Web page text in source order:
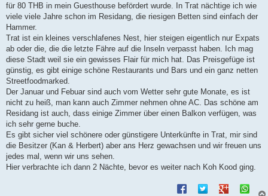
für 80 THB in mein Guesthouse befördert wurde. In Trat nächtige ich wie
viele viele Jahre schon im Residang, die riesigen Betten sind einfach der
Hammer.
Trat ist ein kleines verschlafenes Nest, hier steigen eigentlich nur Expats
ab oder die, die die letzte Fähre auf die Inseln verpasst haben. Ich mag
diese Stadt weil sie ein gewisses Flair für mich hat. Das Preisgefüge ist
günstig, es gibt einige schöne Restaurants und Bars und ein ganz netten
Streetfoodmarked.
Der Januar und Febuar sind auch vom Wetter sehr gute Monate, es ist
nicht zu heiß, man kann auch Zimmer nehmen ohne AC. Das schöne am
Residang ist auch, dass einige Zimmer über einen Balkon verfügen, was
ich sehr gerne buche.
Es gibt sicher viel schönere oder günstigere Unterkünfte in Trat, mir sind
die Besitzer (Kan & Herbert) aber ans Herz gewachsen und wir freuen uns
jedes mal, wenn wir uns sehen.
Hier verbrachte ich dann 2 Nächte, bevor es weiter nach Koh Kood ging.